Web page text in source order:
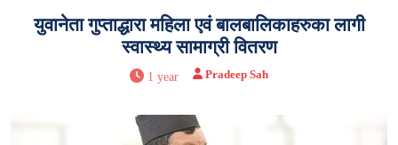
युवानेता गुप्ताद्धारा महिला एवं बालबालिकाहरुका लागी
स्वास्थ्य सामाग्री वितरण
1 year Pradeep Sah